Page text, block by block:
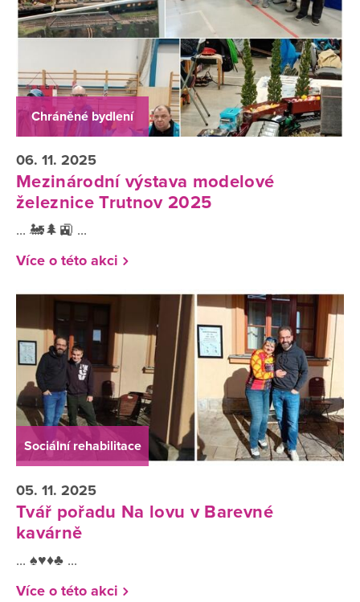
Chráněné bydlení
06. 11. 2025
Mezinárodní výstava modelové
železnice Trutnov 2025
... 🚂🌲🚉 ...
Více o této akci
Sociální rehabilitace
05. 11. 2025
Tvář pořadu Na lovu v Barevné
kavárně
... ♠️♥️♦️♣️ ...
Více o této akci